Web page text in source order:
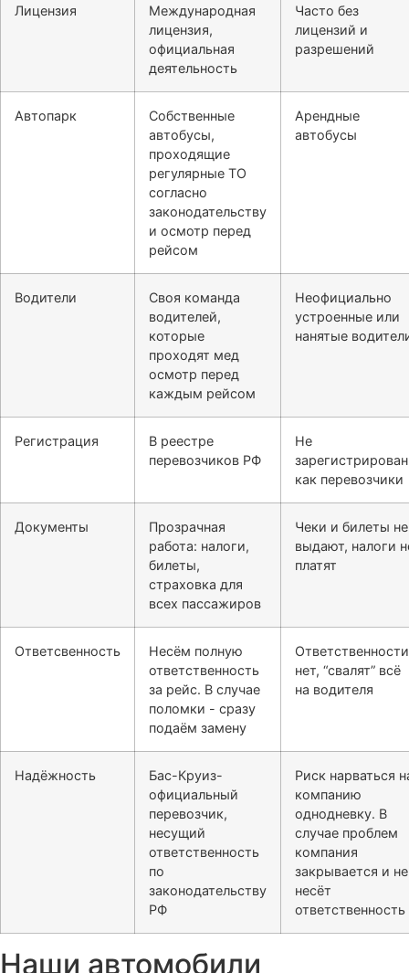
Лицензия
Международная
лицензия,
официальная
деятельность
Часто без
лицензий и
разрешений
Автопарк
Собственные
автобусы,
проходящие
регулярные ТО
согласно
законодательству
и осмотр перед
рейсом
Арендные
автобусы
Водители
Своя команда
водителей,
которые
проходят мед
осмотр перед
каждым рейсом
Неофициально
устроенные или
нанятые
Регистрация
В реестре
перевозчиков РФ
Не
как перевозчики
Документы
Прозрачная
работа: налоги,
билеты,
страховка для
всех пассажиров
Чеки и билеты не
выдают, налоги
платят
Ответсвенность
Несём полную
ответственность
за рейс. В случае
поломки - сразу
подаём замену
Ответственности
нет, “свалят” всё
на водителя
Надёжность
Бас-Круиз-
официальный
перевозчик,
несущий
ответственность
по
законодательству
РФ
Риск нарваться
компанию
однодневку. В
случае проблем
компания
закрывается и не
несёт
ответственность
Наши автомобили